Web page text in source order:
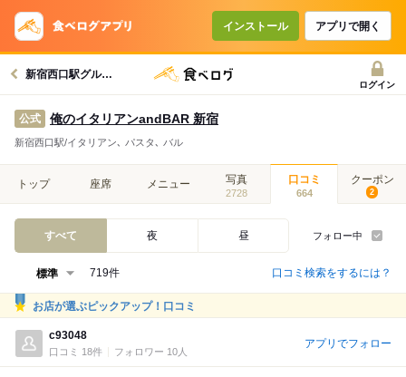
インストール アプリで開く
新宿西口駅グルメへ
ログイン
公式 俺のイタリアンandBAR 新宿
新宿西口駅/イタリアン､ パスタ､ バル
トップ 座席 メニュー 写真
2728
口コミ
664
クーポン
2
すべて 夜 昼 フォロー中
719件 口コミ検索をするには？
お店が選ぶピックアップ！口コミ
c93048
口コミ 18件 フォロワー 10人
アプリでフォロー